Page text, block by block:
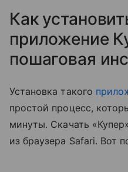
Как
приложение
пошаговая
Установка такого
простой процесс,
минуты. Скачать
из браузера Safari. Вот